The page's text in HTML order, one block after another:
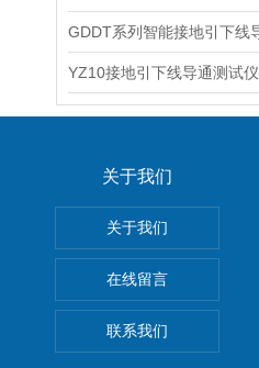
YZ10接地引下线导通测试仪
关于我们
关于我们
在线留言
联系我们